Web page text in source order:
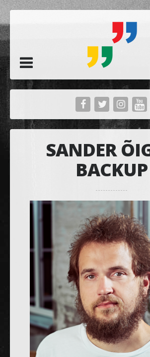
SANDER
BACKUP